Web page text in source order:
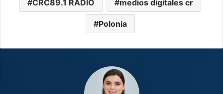
CRC89.1 RADIO medios digitales cr
Polonia